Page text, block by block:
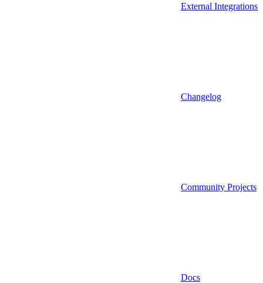
External Integrations
Changelog
Community Projects
Docs